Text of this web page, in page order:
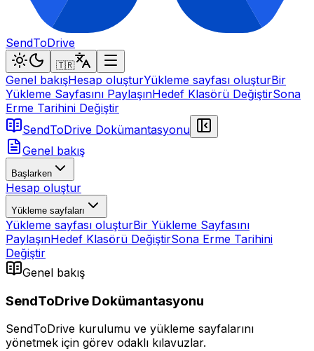
SendToDrive
🇹🇷
Genel bakışHesap oluşturYükleme sayfası oluşturBir
Yükleme Sayfasını PaylaşınHedef Klasörü DeğiştirSona
Erme Tarihini Değiştir
SendToDrive Dokümantasyonu
Genel bakış
Başlarken
Hesap oluştur
Yükleme sayfaları
Yükleme sayfası oluşturBir Yükleme Sayfasını
PaylaşınHedef Klasörü DeğiştirSona Erme Tarihini
Değiştir
Genel bakış
SendToDrive Dokümantasyonu
SendToDrive kurulumu ve yükleme sayfalarını
yönetmek için görev odaklı kılavuzlar.